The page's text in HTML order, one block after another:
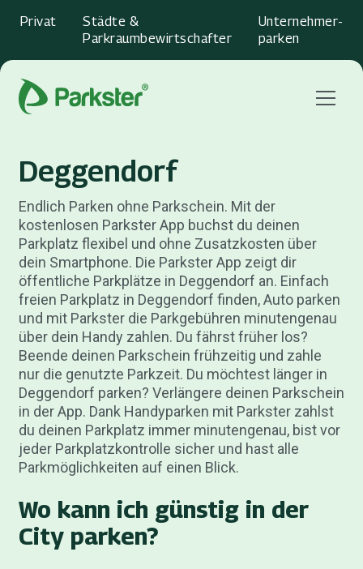
Privat
Städte &
Parkraumbewirtschafter
Unternehmer­
parken
Menu
Deggendorf
Endlich Parken ohne Parkschein. Mit der
kostenlosen Parkster App buchst du deinen
Parkplatz flexibel und ohne Zusatzkosten über
dein Smartphone. Die Parkster App zeigt dir
öffentliche Parkplätze in Deggendorf an. Einfach
freien Parkplatz in Deggendorf finden, Auto parken
und mit Parkster die Parkgebühren minutengenau
über dein Handy zahlen. Du fährst früher los?
Beende deinen Parkschein frühzeitig und zahle
nur die genutzte Parkzeit. Du möchtest länger in
Deggendorf parken? Verlängere deinen Parkschein
in der App. Dank Handyparken mit Parkster zahlst
du deinen Parkplatz immer minutengenau, bist vor
jeder Parkplatzkontrolle sicher und hast alle
Parkmöglichkeiten auf einen Blick.
Wo kann ich günstig in der
City parken?